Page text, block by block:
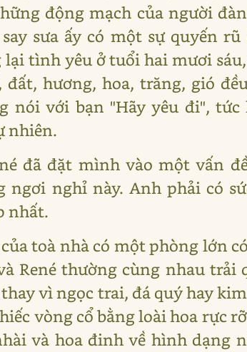
động mạch của người
sưa ấy có một sự quyến
lại tình yêu ở tuổi hai mươi
hương, hoa, trăng, gió
nói với bạn "Hãy yêu đi",
nhiên.
đã đặt mình vào một vấn
ngơi nghỉ này. Anh phải có
nhất.
toà nhà có một phòng lớn
René thường cùng nhau
vì ngọc trai, đá quý hay
vòng cổ bằng loài hoa rực
và hoa đinh về hình dạng